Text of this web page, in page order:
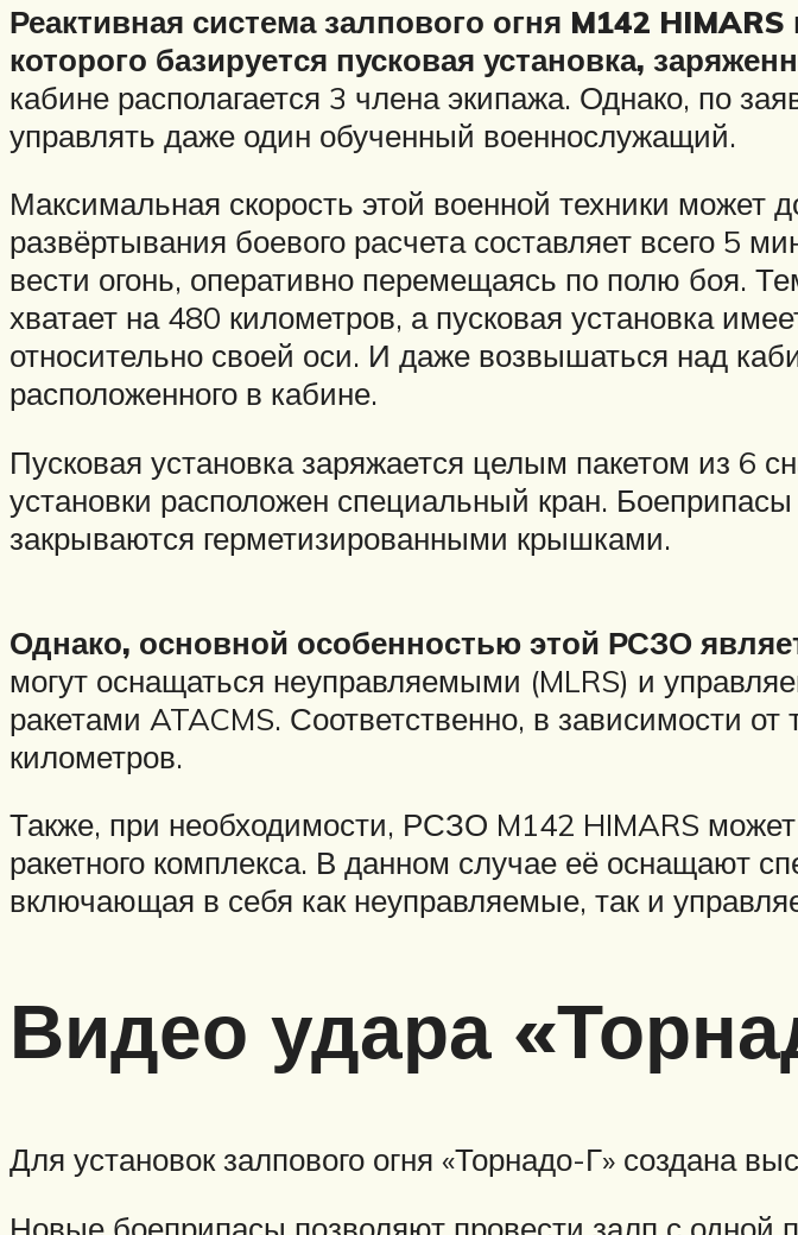
Реактивная система залпового огня M142
которого базируется пусковая установка,
кабине располагается 3 члена экипажа. Однако, по
управлять даже один обученный военнослужащий.
Максимальная скорость этой военной техники может
развёртывания боевого расчета составляет всего 5
вести огонь, оперативно перемещаясь по полю боя.
хватает на 480 километров, а пусковая установка
относительно своей оси. И даже возвышаться над
расположенного в кабине.
Пусковая установка заряжается целым пакетом из 6
установки расположен специальный кран.
закрываются герметизированными крышками.
Однако, основной особенностью этой РСЗО
могут оснащаться неуправляемыми (MLRS) и
ракетами ATACMS. Соответственно, в зависимости
километров.
Также, при необходимости, РСЗО M142 HIMARS может
ракетного комплекса. В данном случае её оснащают
включающая в себя как неуправляемые, так и
Видео удара
Для установок залпового огня «Торнадо-Г» создана